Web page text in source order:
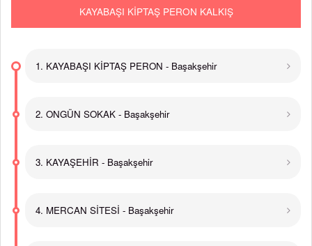
KAYABAŞI KİPTAŞ PERON KALKIŞ
1. KAYABAŞI KİPTAŞ PERON - Başakşehir
2. ONGÜN SOKAK - Başakşehir
3. KAYAŞEHİR - Başakşehir
4. MERCAN SİTESİ - Başakşehir